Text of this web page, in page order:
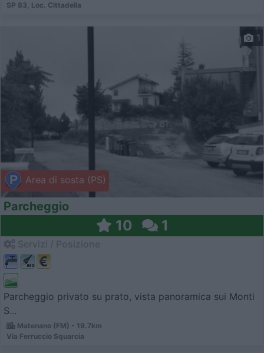
SP 83, Loc. Cittadella
Area di sosta (PS)
1
Parcheggio
10 1
Parcheggio privato su prato, vista panoramica sui Monti
S...
Matenano (FM) - 19.7km
Via Ferruccio Squarcia